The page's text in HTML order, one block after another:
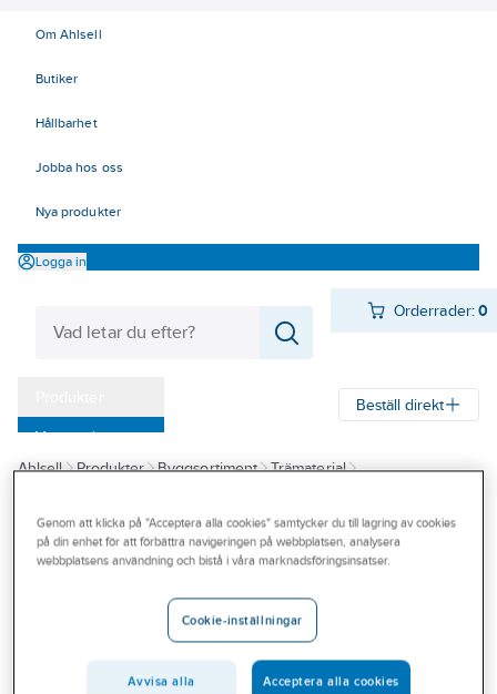
Om Ahlsell
Butiker
Hållbarhet
Jobba hos oss
Nya produkter
Logga in
Orderrader:0
Varumärken
Kampanjer
Outlet
Branscher
Beställ direkt
Ahlsell Produkter Byggsortiment
Trämaterial
Rundstav Furu
27MM
MM L:2500 MM FURU
Genom att klicka på "Acceptera alla cookies" samtycker du till lagring av cookies
på din enhet för att förbättra navigeringen på webbplatsen, analysera
webbplatsens användning och bistå i våra marknadsföringsinsatser.
Cookie-inställningar
Avvisa alla Acceptera alla cookies